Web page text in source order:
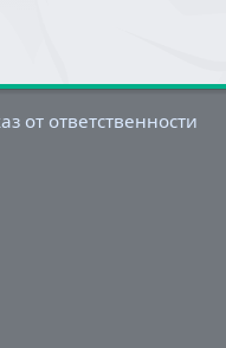
от ответственности